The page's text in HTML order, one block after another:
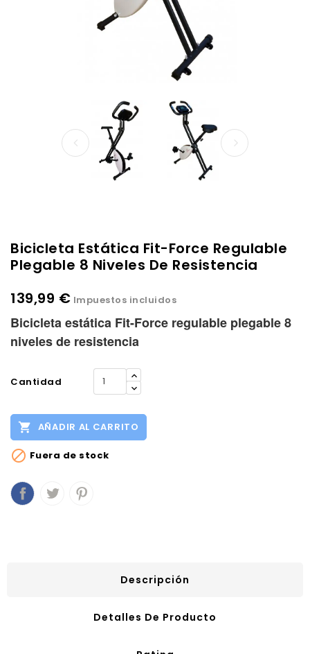
Bicicleta Estática Fit-Force Regulable
Plegable 8 Niveles De Resistencia
139,99 € Impuestos incluidos
Bicicleta estática Fit-Force regulable plegable 8
niveles de resistencia
Cantidad
 AÑADIR AL CARRITO
 Fuera de stock
Descripción
Detalles De Producto